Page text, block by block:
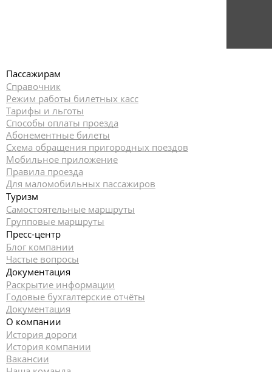
Пассажирам
Справочник
Режим работы билетных касс
Тарифы и льготы
Способы оплаты проезда
Абонементные билеты
Схема обращения пригородных поездов
Мобильное приложение
Правила проезда
Для маломобильных пассажиров
Туризм
Самостоятельные маршруты
Групповые маршруты
Пресс-центр
Блог компании
Частые вопросы
Документация
Раскрытие информации
Годовые бухгалтерские отчёты
Документация
О компании
История дороги
История компании
Вакансии